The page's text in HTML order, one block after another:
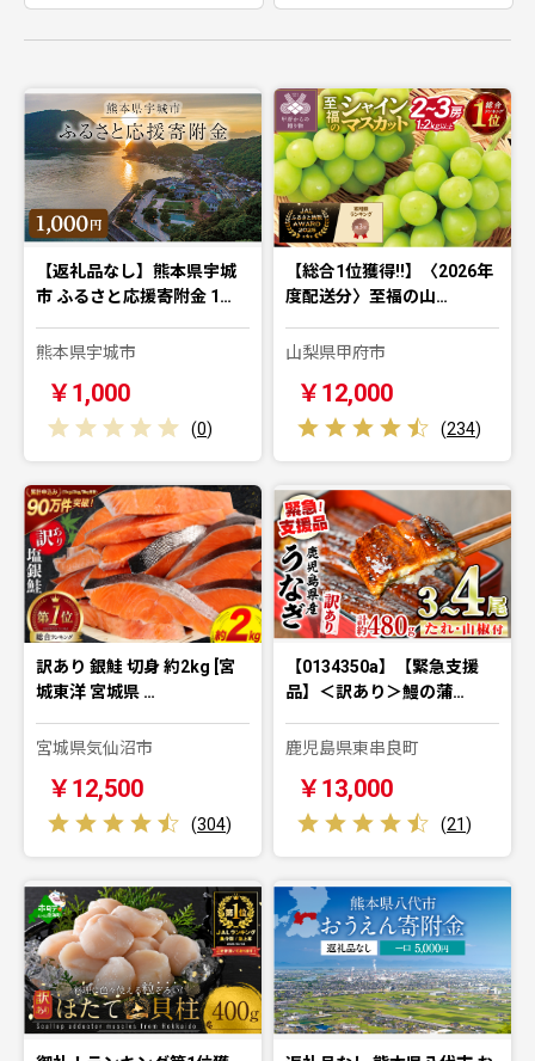
【返礼品なし】熊本県宇城
市 ふるさと応援寄附金 1…
熊本県宇城市
￥1,000
(0)
【総合1位獲得!!】〈2026年
度配送分〉至福の山…
山梨県甲府市
￥12,000
(234)
訳あり 銀鮭 切身 約2kg [宮
城東洋 宮城県 …
宮城県気仙沼市
￥12,500
(304)
【0134350a】【緊急支援
品】＜訳あり＞鰻の蒲…
鹿児島県東串良町
￥13,000
(21)